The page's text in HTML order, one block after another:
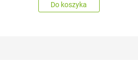
Do koszyka